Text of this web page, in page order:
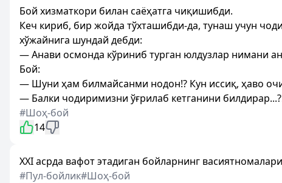
Бой хизматкори билан саёҳатга чиқишибди.
Кеч кириб, бир жойда тўхташибди-да, тунаш учун
хўжайнига шундай дебди:
— Анави осмонда кўриниб турган юлдузлар нимани
Бой:
— Шуни ҳам билмайсанми нодон!? Кун иссиқ, ҳаво
— Балки чодиримизни ўғрилаб кетганини
#Шоҳ-бой
14
XXI асрда вафот этадиган бойларнинг
#Пул-бойлик#Шоҳ-бой